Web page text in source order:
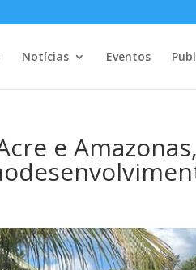
Notícias Eventos
e